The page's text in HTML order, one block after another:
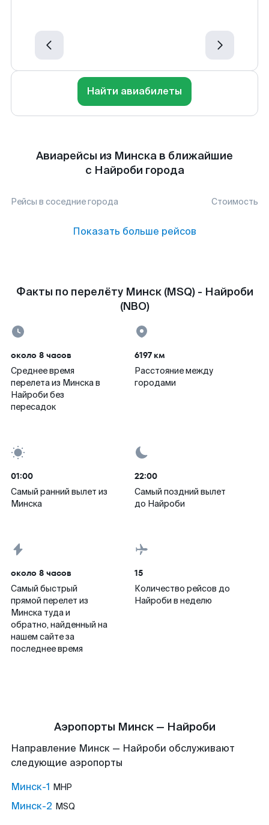
Найти авиабилеты
Авиарейсы из Минска в ближайшие
с Найроби города
Рейсы в соседние города Стоимость
Показать больше рейсов
Факты по перелёту Минск (MSQ) - Найроби
(NBO)
около 8 часов
Среднее время
перелета из Минска в
Найроби без
пересадок
6197 км
Расстояние между
городами
01:00
Самый ранний вылет из
Минска
22:00
Самый поздний вылет
до Найроби
около 8 часов
Самый быстрый
прямой перелет из
Минска туда и
обратно, найденный на
нашем сайте за
последнее время
15
Количество рейсов до
Найроби в неделю
Аэропорты Минск — Найроби
Направление Минск — Найроби обслуживают
следующие аэропорты
Минск-1 MHP
Минск-2 MSQ